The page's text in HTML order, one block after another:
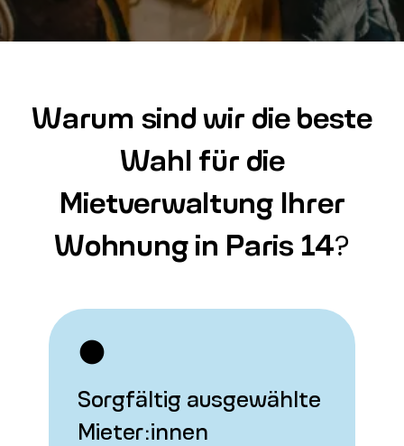
Warum sind wir die beste
Wahl für die
Mietverwaltung Ihrer
Wohnung in Paris 14?
Sorgfältig ausgewählte
Mieter:innen